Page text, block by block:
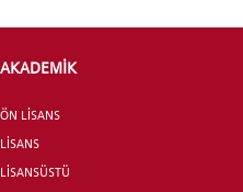
LİSANS ADAY ÖĞRENCİ
AKADEMİK
ÖN LİSANS
LİSANS
LİSANSÜSTÜ